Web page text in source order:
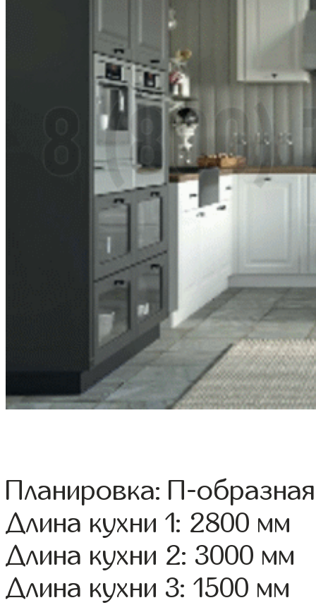
Планировка: П-образная
Длина кухни 1: 2800 мм
Длина кухни 2: 3000 мм
Длина кухни 3: 1500 мм